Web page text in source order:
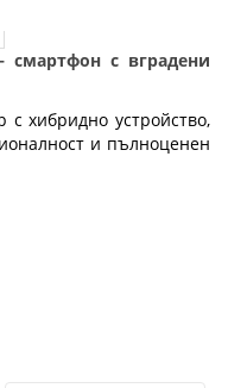
смартфон с вградени
хибридно устройство,
и пълноценен